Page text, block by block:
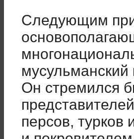
Следующим
Он стремился
персов, турков